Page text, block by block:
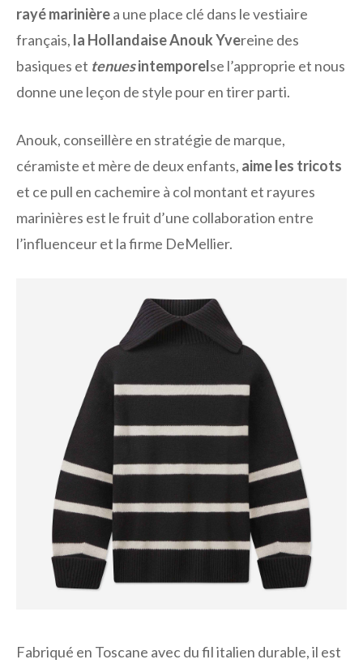
rayé marinièrea une place clé dans le vestiaire
français, la Hollandaise Anouk Yvereine des
basiques et tenuesintemporelse l’approprie et nous
donne une leçon de style pour en tirer parti.
Anouk, conseillère en stratégie de marque,
céramiste et mère de deux enfants, aime les tricots
et ce pull en cachemire à col montant et rayures
marinières est le fruit d’une collaboration entre
l’influenceur et la firme DeMellier.
Fabriqué en Toscane avec du fil italien durable, il est